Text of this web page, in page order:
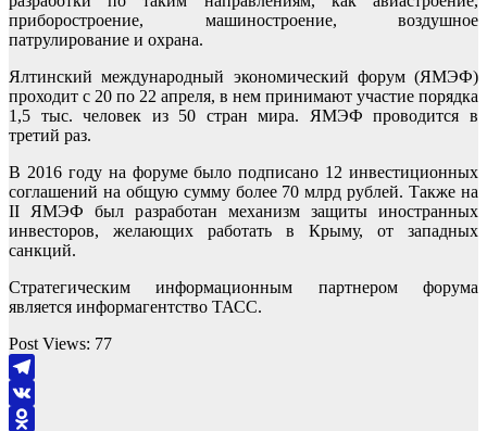
приборостроение, машиностроение, воздушное
патрулирование и охрана.
Ялтинский международный экономический форум (ЯМЭФ)
проходит с 20 по 22 апреля, в нем принимают участие порядка
1,5 тыс. человек из 50 стран мира. ЯМЭФ проводится в
третий раз.
В 2016 году на форуме было подписано 12 инвестиционных
соглашений на общую сумму более 70 млрд рублей. Также на
II ЯМЭФ был разработан механизм защиты иностранных
инвесторов, желающих работать в Крыму, от западных
санкций.
Стратегическим информационным партнером форума
является информагентство ТАСС.
Post Views: 77
Telegram
VK